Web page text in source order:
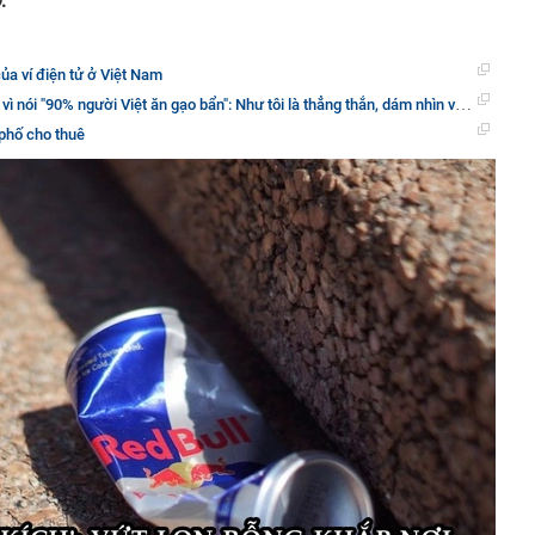
ví điện tử ở Việt Nam
người Việt ăn gạo bẩn": Như tôi là thẳng thắn, dám nhìn vào sự thật để thay đổi!
cho thuê